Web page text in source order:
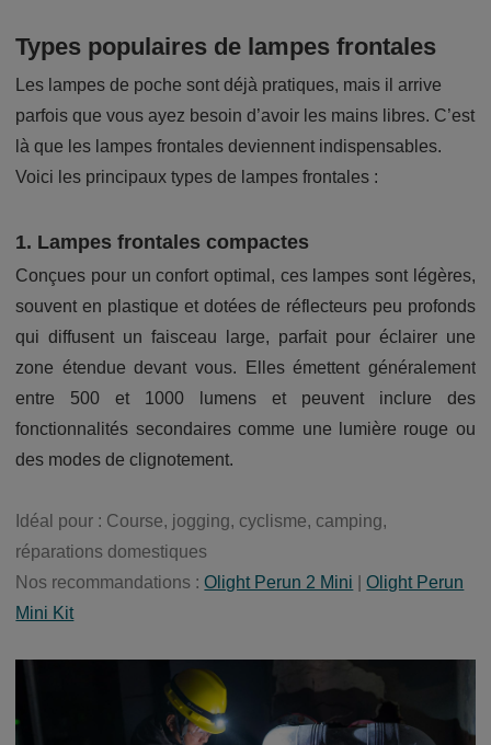
Types populaires de lampes frontales
Les lampes de poche sont déjà pratiques, mais il arrive
parfois que vous ayez besoin d’avoir les mains libres. C’est
là que les lampes frontales deviennent indispensables.
Voici les principaux types de lampes frontales :
1. Lampes frontales compactes
Conçues pour un confort optimal, ces lampes sont légères,
souvent en plastique et dotées de réflecteurs peu profonds
qui diffusent un faisceau large, parfait pour éclairer une
zone étendue devant vous. Elles émettent généralement
entre 500 et 1000 lumens et peuvent inclure des
fonctionnalités secondaires comme une lumière rouge ou
des modes de clignotement.
Idéal pour : Course, jogging, cyclisme, camping,
réparations domestiques
Nos recommandations :Olight Perun 2 Mini |Olight Perun
Mini Kit